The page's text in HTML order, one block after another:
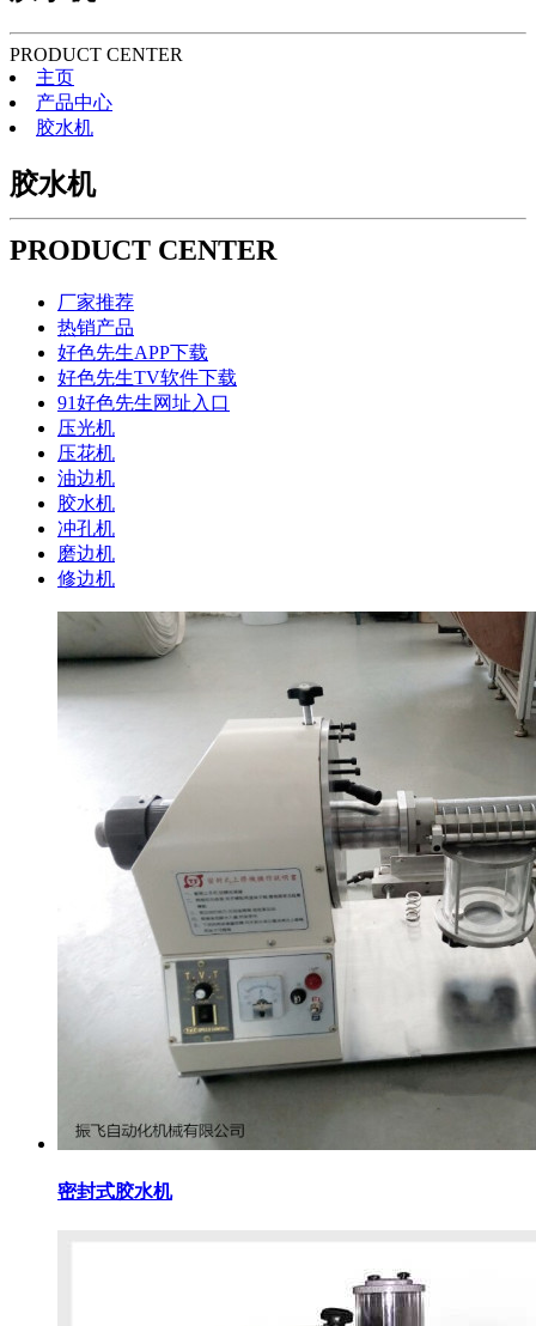
PRODUCT CENTER
主页
产品中心
胶水机
胶水机
PRODUCT CENTER
厂家推荐
热销产品
好色先生APP下载
好色先生TV软件下载
91好色先生网址入口
压光机
压花机
油边机
胶水机
冲孔机
磨边机
修边机
密封式胶水机